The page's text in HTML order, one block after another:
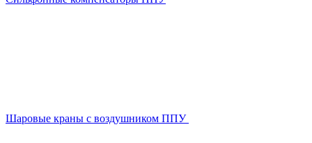
Шаровые краны с воздушником ППУ